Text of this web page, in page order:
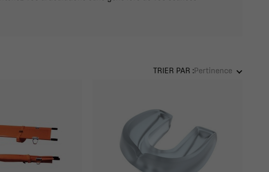
TRIER PAR :Pertinence